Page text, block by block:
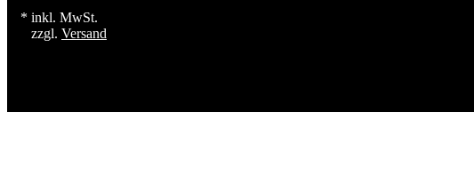
* inkl. MwSt.
zzgl. Versand